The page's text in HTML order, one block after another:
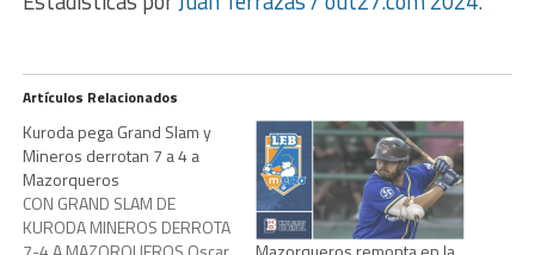
Artículos Relacionados
Kuroda pega Grand Slam y
Mineros derrotan 7 a 4 a
Mazorqueros
CON GRAND SLAM DE
KURODA MINEROS DERROTA